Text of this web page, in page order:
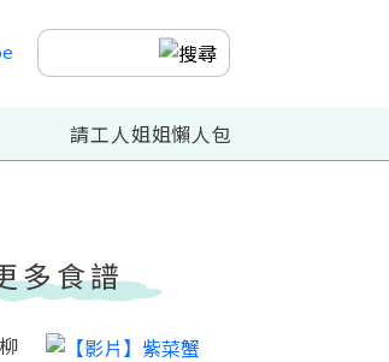
請工人姐姐懶人包
多食譜